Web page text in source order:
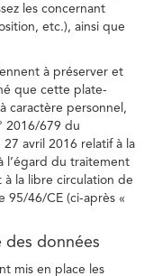
les concernant
etc.), ainsi que
à préserver et
que cette plate-
caractère personnel,
2016/679 du
avril 2016 relatif à la
l’égard du traitement
la libre circulation de
95/46/CE (ci-après «
des données
mis en place les